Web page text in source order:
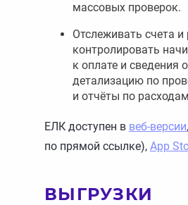
массовых проверок.
Отслеживать счета и
контролировать
к оплате и сведения
детализацию по
и отчёты по
ЕЛК доступен в веб-версии,
по прямой ссылке), App
ВЫГРУЗКИ